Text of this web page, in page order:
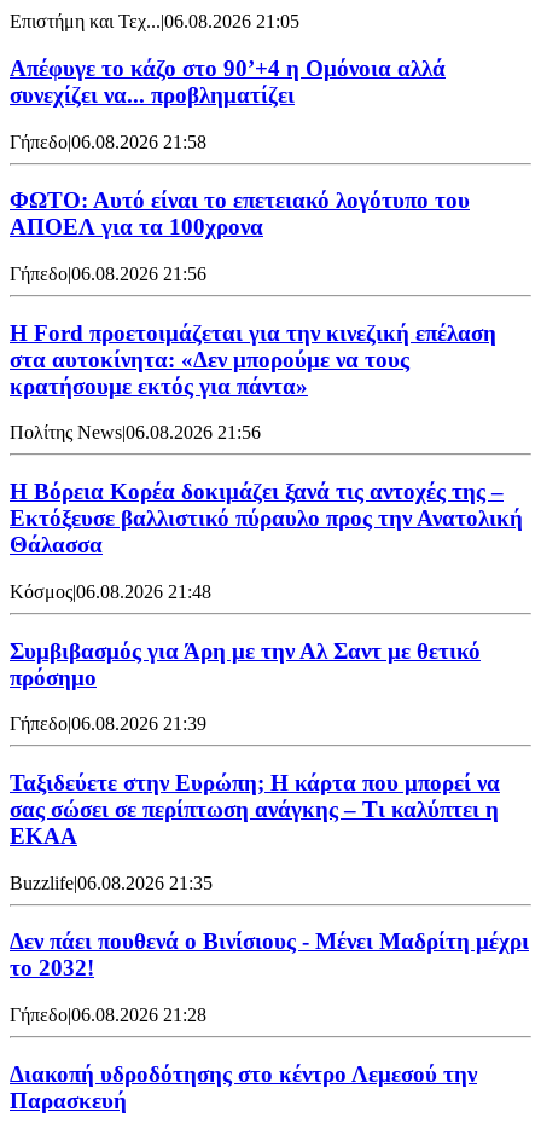
Επιστήμη και Τεχ...|06.08.2026 21:05
Απέφυγε το κάζο στο 90’+4 η Ομόνοια αλλά
συνεχίζει να... προβληματίζει
Γήπεδο|06.08.2026 21:58
ΦΩΤΟ: Αυτό είναι το επετειακό λογότυπο του
ΑΠΟΕΛ για τα 100χρονα
Γήπεδο|06.08.2026 21:56
Η Ford προετοιμάζεται για την κινεζική επέλαση
στα αυτοκίνητα: «Δεν μπορούμε να τους
κρατήσουμε εκτός για πάντα»
Πολίτης News|06.08.2026 21:56
Η Βόρεια Κορέα δοκιμάζει ξανά τις αντοχές της –
Εκτόξευσε βαλλιστικό πύραυλο προς την Ανατολική
Θάλασσα
Κόσμος|06.08.2026 21:48
Συμβιβασμός για Άρη με την Αλ Σαντ με θετικό
πρόσημο
Γήπεδο|06.08.2026 21:39
Ταξιδεύετε στην Ευρώπη; Η κάρτα που μπορεί να
σας σώσει σε περίπτωση ανάγκης – Τι καλύπτει η
ΕΚΑΑ
Buzzlife|06.08.2026 21:35
Δεν πάει πουθενά ο Βινίσιους - Μένει Μαδρίτη μέχρι
το 2032!
Γήπεδο|06.08.2026 21:28
Διακοπή υδροδότησης στο κέντρο Λεμεσού την
Παρασκευή